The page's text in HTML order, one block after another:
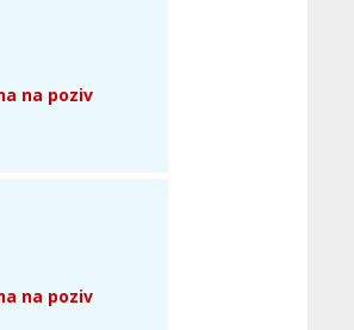
na poziv
na poziv